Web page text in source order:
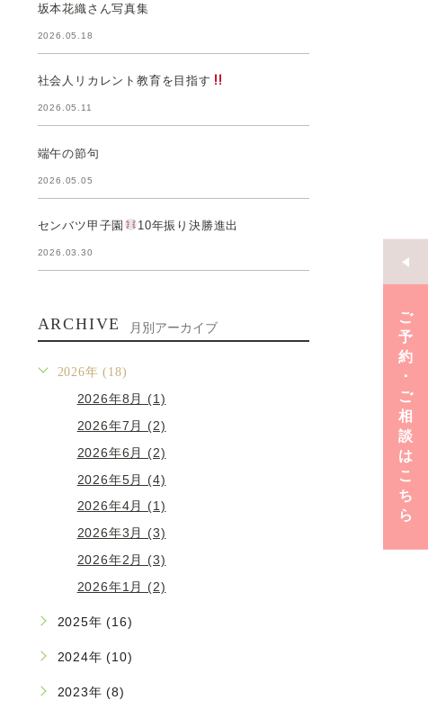
ご
予
約
･
ご
相
談
は
こ
ち
ら
坂本花織さん写真集
2026.05.18
社会人リカレント教育を目指す
2026.05.11
端午の節句
2026.05.05
センバツ甲子園 10年振り決勝進出
2026.03.30
ARCHIVE 月別アーカイブ
2026年 (18)
2026年8月 (1)
2026年7月 (2)
2026年6月 (2)
2026年5月 (4)
2026年4月 (1)
2026年3月 (3)
2026年2月 (3)
2026年1月 (2)
2025年 (16)
2024年 (10)
2023年 (8)